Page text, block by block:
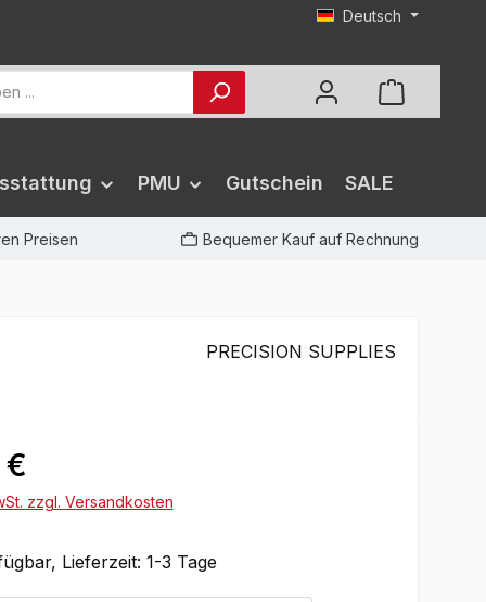
Deutsch
PMU Gutschein SALE
Preisen Bequemer Kauf auf Rechnung
PRECISION SUPPLIES
zzgl. Versandkosten
Lieferzeit: 1-3 Tage